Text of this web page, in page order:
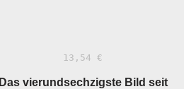
13,54 €
Das vierundsechzigste Bild seit